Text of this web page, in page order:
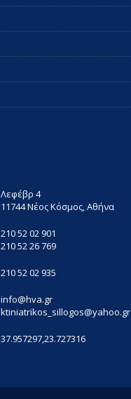
Λεφέβρ 4
11744 Νέος Κόσμος, Αθήνα
210 52 02 901
210 52 26 769
210 52 02 935
info@hva.gr
ktiniatrikos_sillogos@yahoo.gr
37.957297,23.727316